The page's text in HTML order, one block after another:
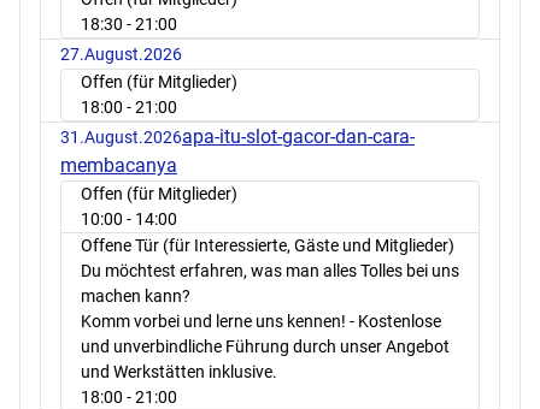
18:30 - 21:00
27.August.2026
Offen (für Mitglieder)
18:00 - 21:00
31.August.2026apa-itu-slot-gacor-dan-cara-
membacanya
Offen (für Mitglieder)
10:00 - 14:00
Offene Tür (für Interessierte, Gäste und Mitglieder)
Du möchtest erfahren, was man alles Tolles bei uns
machen kann?
Komm vorbei und lerne uns kennen! - Kostenlose
und unverbindliche Führung durch unser Angebot
und Werkstätten inklusive.
18:00 - 21:00